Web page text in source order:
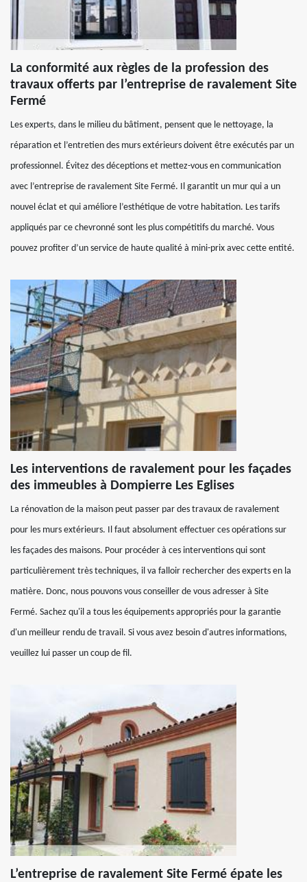
La conformité aux règles de la profession des
travaux offerts par l’entreprise de ravalement Site
Fermé
Les experts, dans le milieu du bâtiment, pensent que le nettoyage, la
réparation et l’entretien des murs extérieurs doivent être exécutés par un
professionnel. Évitez des déceptions et mettez-vous en communication
avec l’entreprise de ravalement Site Fermé. Il garantit un mur qui a un
nouvel éclat et qui améliore l’esthétique de votre habitation. Les tarifs
appliqués par ce chevronné sont les plus compétitifs du marché. Vous
pouvez profiter d’un service de haute qualité à mini-prix avec cette entité.
Les interventions de ravalement pour les façades
des immeubles à Dompierre Les Eglises
La rénovation de la maison peut passer par des travaux de ravalement
pour les murs extérieurs. Il faut absolument effectuer ces opérations sur
les façades des maisons. Pour procéder à ces interventions qui sont
particulièrement très techniques, il va falloir rechercher des experts en la
matière. Donc, nous pouvons vous conseiller de vous adresser à Site
Fermé. Sachez qu'il a tous les équipements appropriés pour la garantie
d'un meilleur rendu de travail. Si vous avez besoin d'autres informations,
veuillez lui passer un coup de fil.
L’entreprise de ravalement Site Fermé épate les